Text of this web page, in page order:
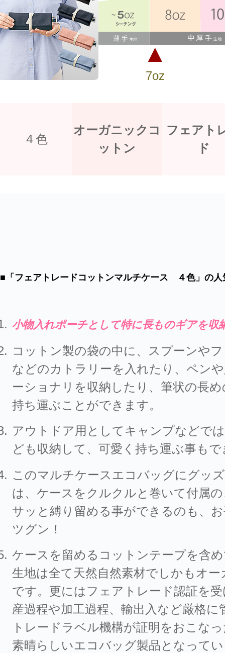
▲
7oz
４色
オーガニックコ
ットン
フェアト
ド
■「フェアトレードコットンマルチケース ４色」の人
小物入れポーチとして特に長ものギアを収
コットン製の袋の中に、スプーンや
などのカトラリーを入れたり、ペン
ーショナリを収納したり、筆状の長
持ち運ぶことができます。
アウトドア用としてキャンプなどで
ども収納して、可愛く持ち運ぶ事も
このマルチケースエコバッグにグッ
は、ケースをクルクルと巻いて付属
サッと縛り留める事ができるのも、
ツグン！
ケースを留めるコットンテープを含
生地は全て天然自然素材でしかもオ
です。更にはフェアトレード認証を
産過程や加工過程、輸出入など厳格
トレードラベル機構が証明をおこな
素晴らしいエコバッグ製品となって